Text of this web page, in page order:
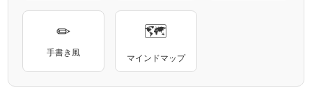
✏
手書き風
🗺
マインドマップ